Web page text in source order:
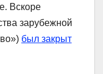
Вскоре
зарубежной
был закрыт